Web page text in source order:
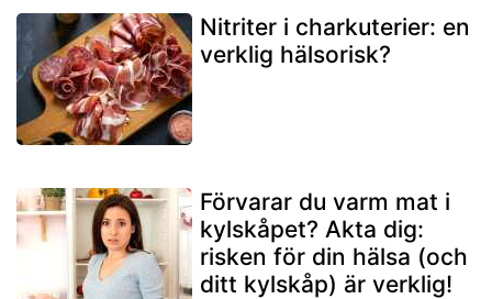
Nitriter i charkuterier: en
verklig hälsorisk?
Förvarar du varm mat i
kylskåpet? Akta dig:
risken för din hälsa (och
ditt kylskåp) är verklig!